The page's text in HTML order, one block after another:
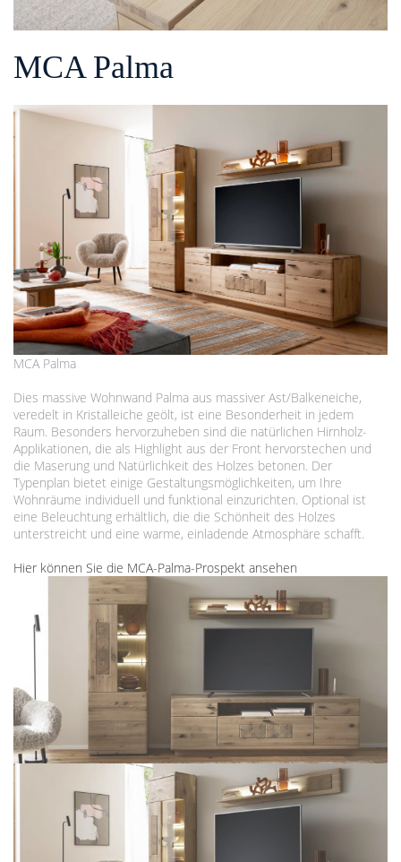
MCA Palma
MCA Palma
Dies massive Wohnwand Palma aus massiver Ast/Balkeneiche,
veredelt in Kristalleiche geölt, ist eine Besonderheit in jedem
Raum. Besonders hervorzuheben sind die natürlichen Hirnholz-
Applikationen, die als Highlight aus der Front hervorstechen und
die Maserung und Natürlichkeit des Holzes betonen. Der
Typenplan bietet einige Gestaltungsmöglichkeiten, um Ihre
Wohnräume individuell und funktional einzurichten. Optional ist
eine Beleuchtung erhältlich, die die Schönheit des Holzes
unterstreicht und eine warme, einladende Atmosphäre schafft.
Hier können Sie die MCA-Palma-Prospekt ansehen